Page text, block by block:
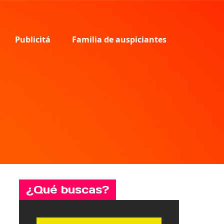
Publicitá Familia de auspiciantes
¿Qué buscas?